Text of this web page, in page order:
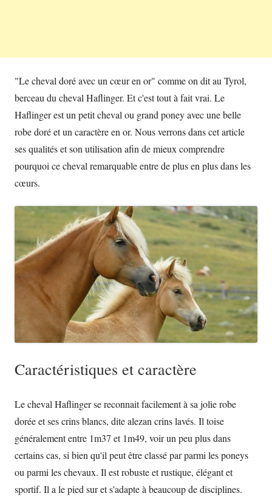
"Le cheval doré avec un cœur en or" comme on dit au Tyrol,
berceau du cheval Haflinger. Et c'est tout à fait vrai. Le
Haflinger est un petit cheval ou grand poney avec une belle
robe doré et un caractère en or. Nous verrons dans cet article
ses qualités et son utilisation afin de mieux comprendre
pourquoi ce cheval remarquable entre de plus en plus dans les
cœurs.
Caractéristiques et caractère
Le cheval Haflinger se reconnait facilement à sa jolie robe
dorée et ses crins blancs, dite alezan crins lavés. Il toise
généralement entre 1m37 et 1m49, voir un peu plus dans
certains cas, si bien qu'il peut être classé par parmi les poneys
ou parmi les chevaux. Il est robuste et rustique, élégant et
sportif. Il a le pied sur et s'adapte à beaucoup de disciplines.